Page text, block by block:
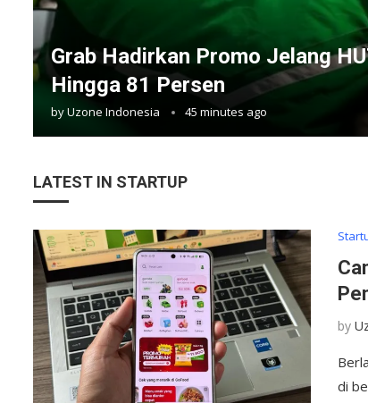
Grab Hadirkan Promo Jelang
Hingga 81 Persen
byUzone Indonesia 45 minutes ago
LATEST IN STARTUP
by
di